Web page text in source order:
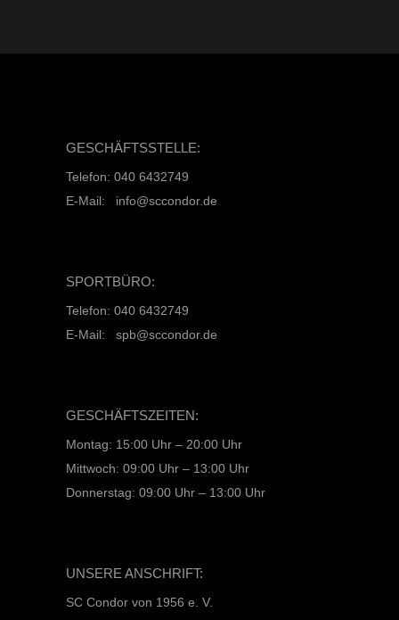
GESCHÄFTSSTELLE:
Telefon: 040 6432749
E-Mail: info@sccondor.de
SPORTBÜRO:
Telefon: 040 6432749
E-Mail: spb@sccondor.de
GESCHÄFTSZEITEN:
Montag: 15:00 Uhr – 20:00 Uhr
Mittwoch: 09:00 Uhr – 13:00 Uhr
Donnerstag: 09:00 Uhr – 13:00 Uhr
UNSERE ANSCHRIFT:
SC Condor von 1956 e. V.